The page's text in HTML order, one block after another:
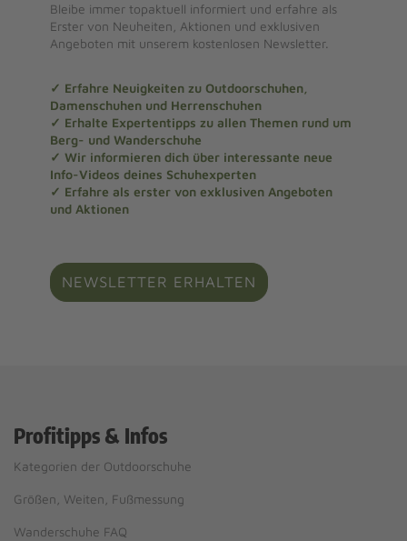
Bleibe immer topaktuell informiert und erfahre als
Erster von Neuheiten, Aktionen und exklusiven
Angeboten mit unserem kostenlosen Newsletter.
✓ Erfahre Neuigkeiten zu Outdoorschuhen,
Damenschuhen und Herrenschuhen
✓ Erhalte Expertentipps zu allen Themen rund um
Berg- und Wanderschuhe
✓ Wir informieren dich über interessante neue
Info-Videos deines Schuhexperten
✓ Erfahre als erster von exklusiven Angeboten
und Aktionen
NEWSLETTER ERHALTEN
Profitipps & Infos
Kategorien der Outdoorschuhe
Größen, Weiten, Fußmessung
Wanderschuhe FAQ